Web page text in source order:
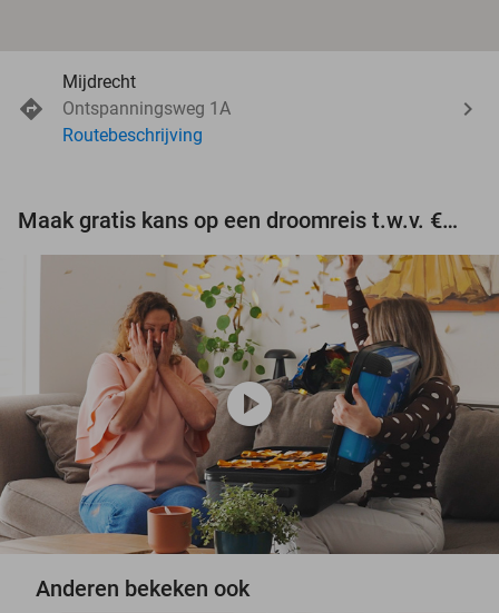
Mijdrecht
Ontspanningsweg 1A
Routebeschrijving
Maak gratis kans op een droomreis t.w.v. €3.000!
play_circle
Anderen bekeken ook